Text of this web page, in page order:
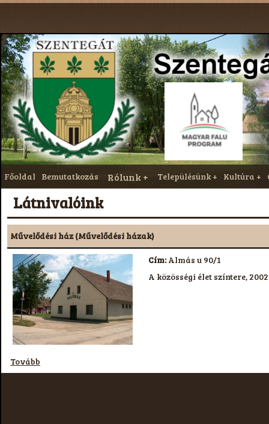
Főoldal Bemutatkozás Rólunk Településünk Kultúra
Látnivalóink
Művelődési ház (Művelődési házak)
Cím:Almás u 90/1
A közösségi élet színtere,
Tovább